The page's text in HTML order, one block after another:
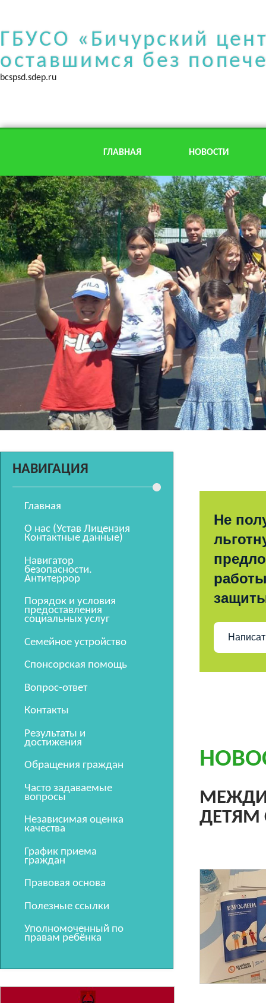
ГБУСО «Бичурский
оставшимся без
bcspsd.sdep.ru
ГЛАВНАЯ НОВОСТИ
НАВИГАЦИЯ
Главная
О нас (Устав Лицензия
Контактные данные)
Навигатор
безопасности.
Антитеррор
Порядок и условия
предоставления
социальных услуг
Семейное устройство
Спонсорская помощь
Вопрос-ответ
Контакты
Результаты и
достижения
Обращения граждан
Часто задаваемые
вопросы
Независимая оценка
качества
График приема
граждан
Правовая основа
Полезные ссылки
Уполномоченный по
правам ребёнка
Не
ДЕТЯМ